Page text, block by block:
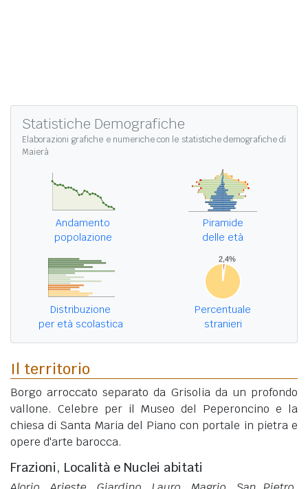
Statistiche Demografiche
Elaborazioni grafiche e numeriche con le statistiche demografiche di
Maierà
Andamento
popolazione
Piramide
delle età
Distribuzione
per età scolastica
Percentuale
stranieri
Il territorio
Borgo arroccato separato da Grisolia da un profondo
vallone. Celebre per il Museo del Peperoncino e la
chiesa di Santa Maria del Piano con portale in pietra e
opere d'arte barocca.
Frazioni, Località e Nuclei abitati